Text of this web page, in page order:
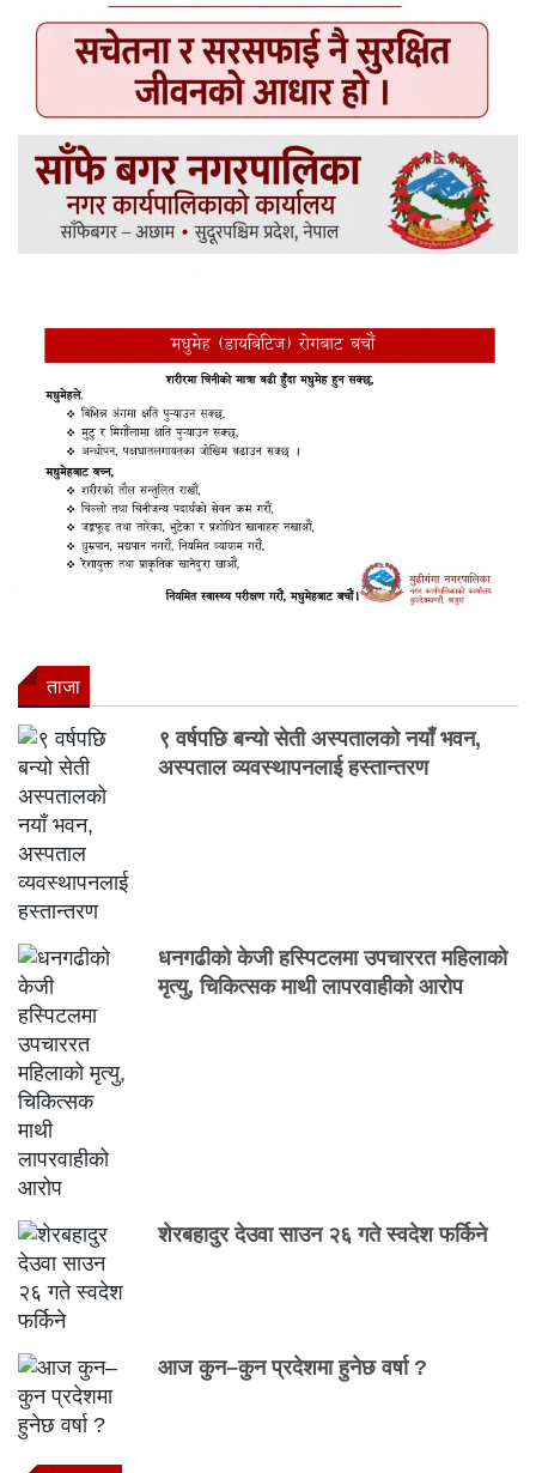
ताजा
९ वर्षपछि बन्यो सेती अस्पतालको नयाँ भवन,
अस्पताल व्यवस्थापनलाई हस्तान्तरण
धनगढीको केजी हस्पिटलमा उपचाररत महिलाको
मृत्यु, चिकित्सक माथी लापरवाहीको आरोप
शेरबहादुर देउवा साउन २६ गते स्वदेश फर्किने
आज कुन–कुन प्रदेशमा हुनेछ वर्षा ?